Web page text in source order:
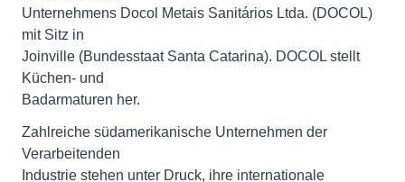
Unternehmens Docol Metais Sanitários Ltda. (DOCOL)
mit Sitz in
Joinville (Bundesstaat Santa Catarina). DOCOL stellt
Küchen- und
Badarmaturen her.
Zahlreiche südamerikanische Unternehmen der
Verarbeitenden
Industrie stehen unter Druck, ihre internationale